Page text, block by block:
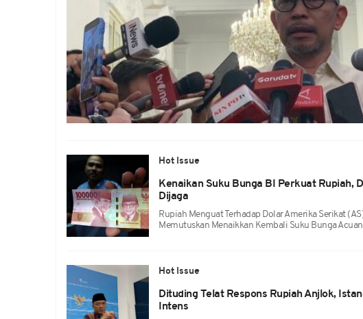
Hot Issue
Kenaikan Suku Bunga BI Perkuat Rupiah,
Dijaga
Rupiah Menguat Terhadap Dolar Amerika Serikat
Memutuskan Menaikkan Kembali Suku Bunga
Hot Issue
Dituding Telat Respons Rupiah Anjlok,
Intens